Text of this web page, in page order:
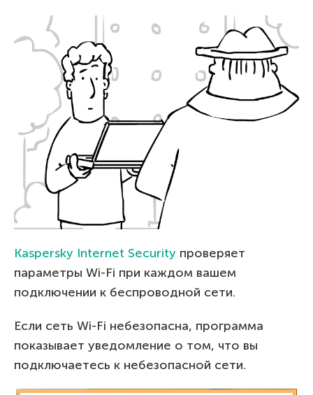
Kaspersky Internet Security проверяет
параметры Wi-Fi при каждом вашем
подключении к беспроводной сети.
Если сеть Wi-Fi небезопасна, программа
показывает уведомление о том, что вы
подключаетесь к небезопасной сети.